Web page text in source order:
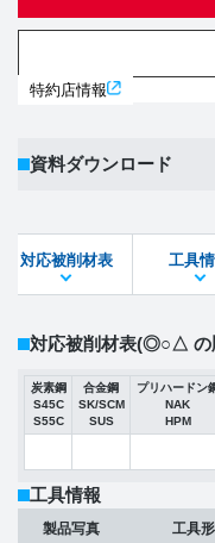
特約店情報
資料ダウンロード
STEPファイル
対応被削材表 工具
対応被削材表(◎○△ の
炭素鋼
S45C
S55C
合金鋼
SK/SCM
SUS
プリハードン
NAK
HPM
工具情報
製品写真 工具